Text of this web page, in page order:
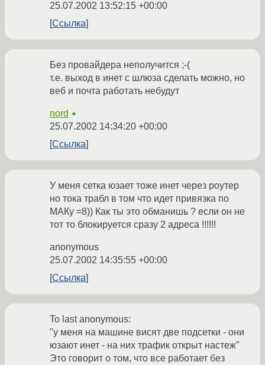
25.07.2002 13:52:15 +00:00
Ссылка
Без провайдера неполучится ;-(
т.е. выход в инет с шлюза сделать можно, но
веб и почта работать небудут
nord ★
25.07.2002 14:34:20 +00:00
Ссылка
У меня сетка юзает тоже инет через роутер
но тока трабл в том что идет привязка по
МАКу =8)) Как ты это обманишь ? если он не
тот то блокируется сразу 2 адреса !!!!!!
anonymous
25.07.2002 14:35:55 +00:00
Ссылка
To last anonymous:
"у меня на машине висят две подсетки - они
юзают инет - на них трафик открыт настеж"
Это говорит о том, что все работает без